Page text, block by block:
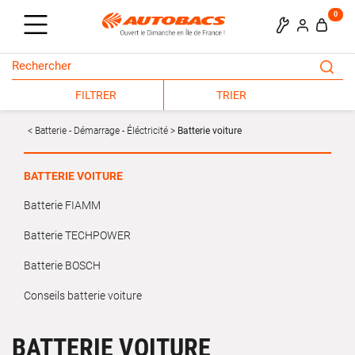
0
FILTRER TRIER
Batterie - Démarrage - Éléctricité Batterie voiture
BATTERIE VOITURE
Batterie FIAMM
Batterie TECHPOWER
Batterie BOSCH
Conseils batterie voiture
BATTERIE VOITURE